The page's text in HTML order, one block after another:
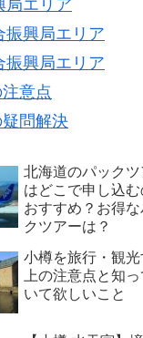
局エリア
振興局エリア
振興局エリア
意点
問解決
北海道のパックツ
はどこで申し込
おすすめ？お得な
クツアーは？
小樽を旅行・観光
上の注意点と知っ
いて欲しいこと